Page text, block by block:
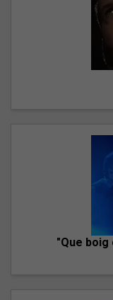
"Que